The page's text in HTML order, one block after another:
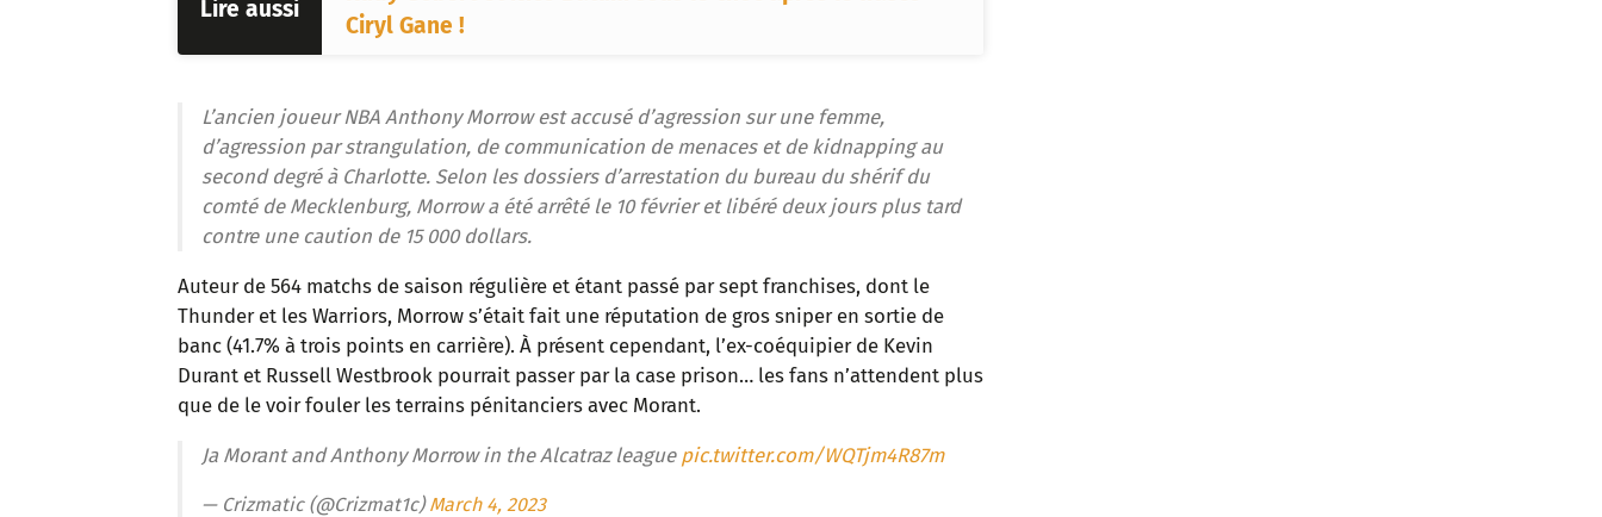
Lire aussi
Ciryl Gane !
L’ancien joueur NBA Anthony Morrow est accusé d’agression sur une femme,
d’agression par strangulation, de communication de menaces et de kidnapping au
second degré à Charlotte. Selon les dossiers d’arrestation du bureau du shérif du
comté de Mecklenburg, Morrow a été arrêté le 10 février et libéré deux jours plus tard
contre une caution de 15 000 dollars.
Auteur de 564 matchs de saison régulière et étant passé par sept franchises, dont le
Thunder et les Warriors, Morrow s’était fait une réputation de gros sniper en sortie de
banc (41.7% à trois points en carrière). À présent cependant, l’ex-coéquipier de Kevin
Durant et Russell Westbrook pourrait passer par la case prison… les fans n’attendent plus
que de le voir fouler les terrains pénitanciers avec Morant.
Ja Morant and Anthony Morrow in the Alcatraz league pic.twitter.com/WQTjm4R87m
— Crizmatic (@Crizmat1c)March 4, 2023